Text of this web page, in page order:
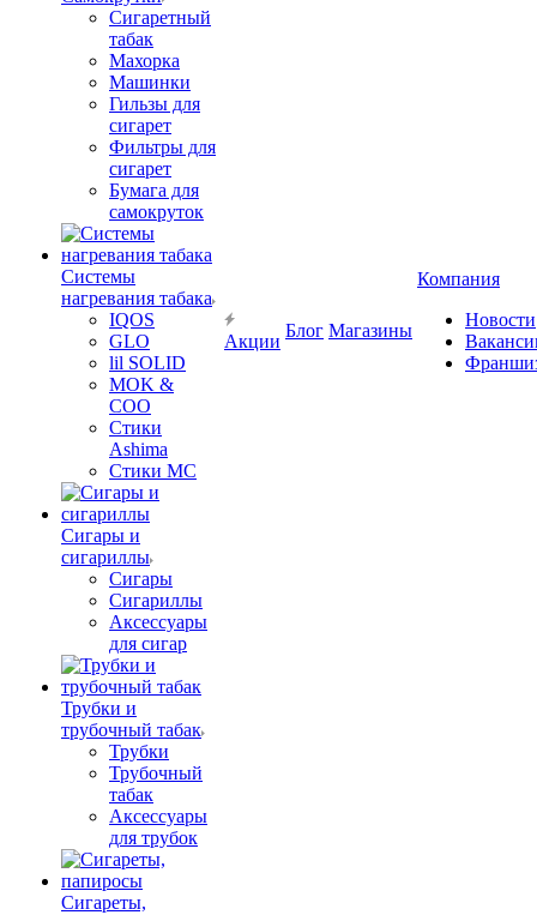
Сигаретный
табак
Махорка
Машинки
Гильзы для
сигарет
Фильтры для
сигарет
Бумага для
самокруток
Системы
нагревания табака
IQOS
GLO
lil SOLID
MOK &
COO
Стики
Ashima
Стики MC
Сигары и
сигариллы
Сигары
Сигариллы
Аксессуары
для сигар
Трубки и
трубочный табак
Трубки
Трубочный
табак
Аксессуары
для трубок
Сигареты,
Акции
Блог Магазины
Компания
Новости